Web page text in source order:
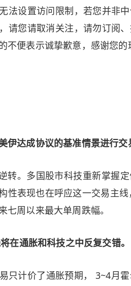
法设置访问限制，若您并非
请您请取消关注，请勿订阅
不便表示诚挚歉意，感谢您的
伊达成协议的基准情景进行交
转。多国股市科技重新掌握
性表现也在呼应这一交易主
七周以来最大单周跌幅。
在通胀和科技之中反复交错。
只计价了通胀预期， 3~4月